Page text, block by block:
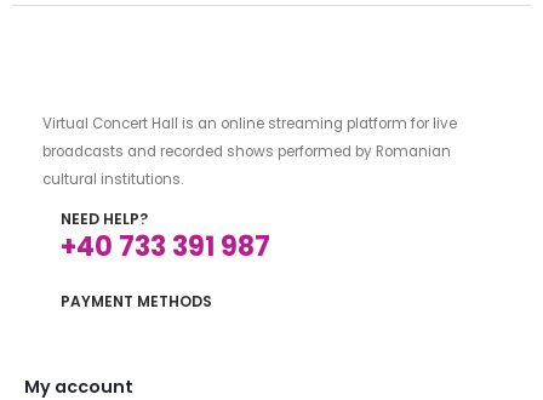
Virtual Concert Hall is an online streaming platform for live
broadcasts and recorded shows performed by Romanian
cultural institutions.
NEED HELP?
+40 733 391 987
PAYMENT METHODS
My account